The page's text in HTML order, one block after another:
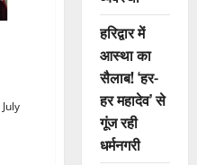
July
हरिद्वार में
आस्था का
सैलाब! ‘हर-
हर महादेव’ से
गूंज रही
धर्मनगरी